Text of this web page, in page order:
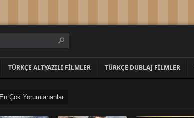
TÜRKÇE ALTYAZILI FILMLER TÜRKÇE DUBLAJ FILMLER
En Çok Yorumlananlar